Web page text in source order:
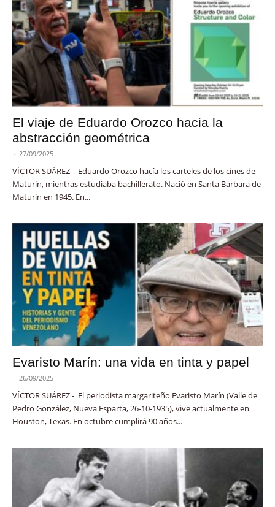
El viaje de Eduardo Orozco hacia la
abstracción geométrica
- 27/09/2025
VÍCTOR SUÁREZ - Eduardo Orozco hacía los carteles de los cines de
Maturín, mientras estudiaba bachillerato. Nació en Santa Bárbara de
Maturín en 1945. En...
Evaristo Marín: una vida en tinta y papel
- 26/09/2025
VÍCTOR SUÁREZ - El periodista margariteño Evaristo Marín (Valle de
Pedro González, Nueva Esparta, 26-10-1935), vive actualmente en
Houston, Texas. En octubre cumplirá 90 años...